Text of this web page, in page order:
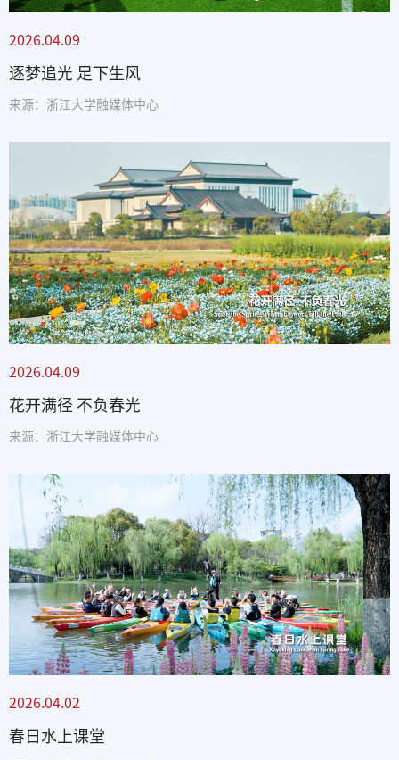
2026.04.09
逐梦追光 足下生风
来源：浙江大学融媒体中心
2026.04.09
花开满径 不负春光
来源：浙江大学融媒体中心
2026.04.02
春日水上课堂